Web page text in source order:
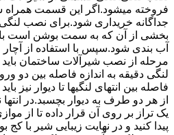
فروخته میشود.اگر این قسمت همراه
جداگانه خریداری شود.برای نصب
بخشی از آن که به سمت بوشن است با
آب بندی شود.سپس با استفاده از
مرحله از نصب شیرآلات ساختمان
لنگی دقیقه به اندازه فاصله بین دو
فاصله بین انتهای لنگیها تا دیوار نیز
از هر دو طرف به دیوار بچسبد.در
یک تراز بر روی آن قرار داده تا از
پیدا کنید و در نهایت زیبایی شیر با